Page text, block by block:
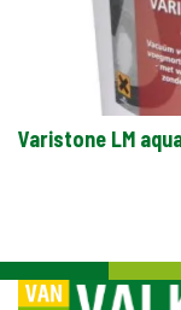
Varistone LM